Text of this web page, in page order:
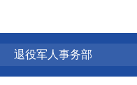
退役军人事务部